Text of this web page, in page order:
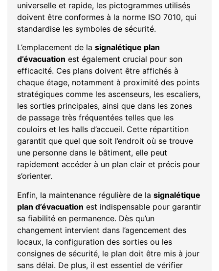
universelle et rapide, les pictogrammes utilisés
doivent être conformes à la norme ISO 7010, qui
standardise les symboles de sécurité.
L’emplacement de la signalétique plan
d’évacuation est également crucial pour son
efficacité. Ces plans doivent être affichés à
chaque étage, notamment à proximité des points
stratégiques comme les ascenseurs, les escaliers,
les sorties principales, ainsi que dans les zones
de passage très fréquentées telles que les
couloirs et les halls d’accueil. Cette répartition
garantit que quel que soit l’endroit où se trouve
une personne dans le bâtiment, elle peut
rapidement accéder à un plan clair et précis pour
s’orienter.
Enfin, la maintenance régulière de la signalétique
plan d’évacuation est indispensable pour garantir
sa fiabilité en permanence. Dès qu’un
changement intervient dans l’agencement des
locaux, la configuration des sorties ou les
consignes de sécurité, le plan doit être mis à jour
sans délai. De plus, il est essentiel de vérifier